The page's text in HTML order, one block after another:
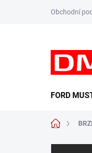
Obchodní
FORD
Domů